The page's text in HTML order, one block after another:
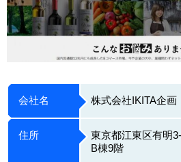
会社名 株式会社IKITA企画
住所
東京都江東区有明
B棟9階